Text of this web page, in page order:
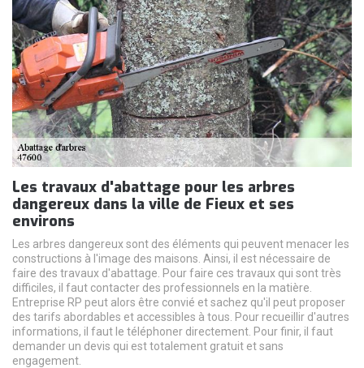
Les travaux d'abattage pour les arbres
dangereux dans la ville de Fieux et ses
environs
Les arbres dangereux sont des éléments qui peuvent menacer les
constructions à l'image des maisons. Ainsi, il est nécessaire de
faire des travaux d'abattage. Pour faire ces travaux qui sont très
difficiles, il faut contacter des professionnels en la matière.
Entreprise RP peut alors être convié et sachez qu'il peut proposer
des tarifs abordables et accessibles à tous. Pour recueillir d'autres
informations, il faut le téléphoner directement. Pour finir, il faut
demander un devis qui est totalement gratuit et sans
engagement.